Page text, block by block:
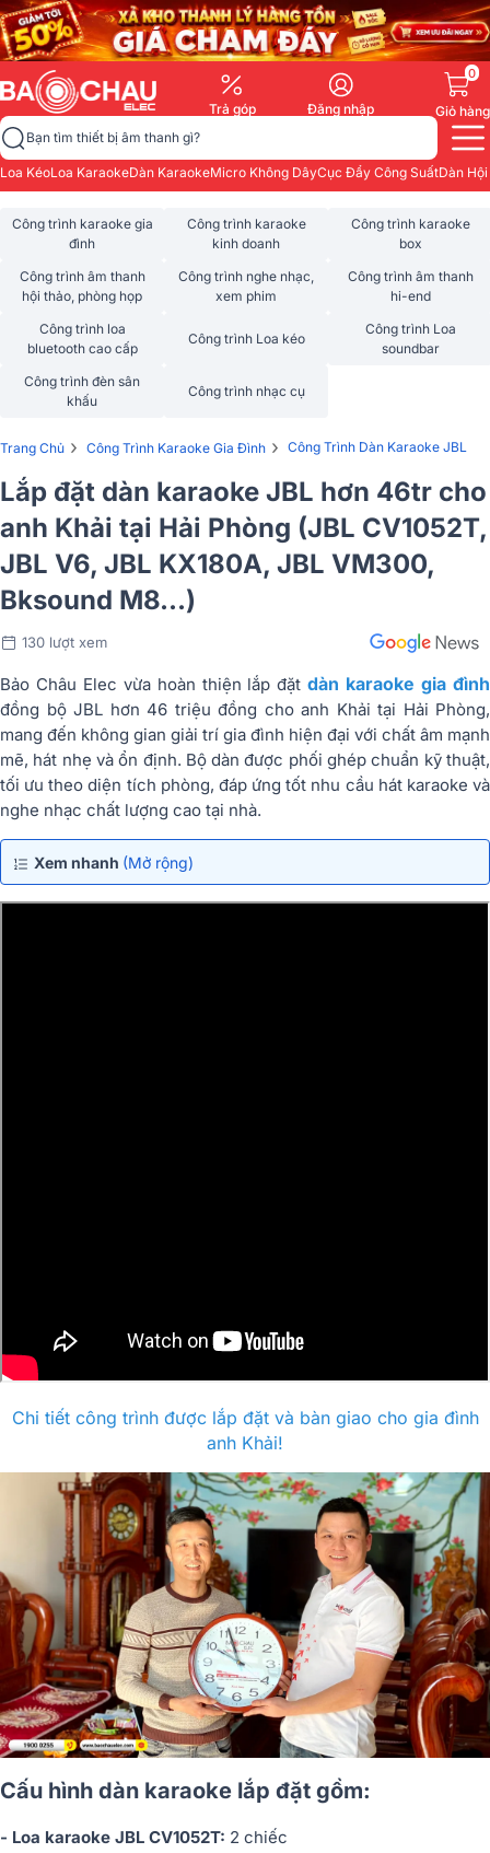
Trả góp Đăng nhập
0
Giỏ hàng
Bạn tìm thiết bị âm thanh gì?
Loa KéoLoa KaraokeDàn KaraokeMicro Không DâyCục Đẩy Công SuấtDàn
Công trình karaoke gia
đình
Công trình karaoke
kinh doanh
Công trình karaoke
box
Công trình âm thanh
hội thảo, phòng họp
Công trình nghe nhạc,
xem phim
Công trình âm thanh
hi-end
Công trình loa
bluetooth cao cấp
Công trình Loa kéo
Công trình Loa
soundbar
Công trình đèn sân
khấu
Công trình nhạc cụ
Trang Chủ › Công Trình Karaoke Gia Đình › Công Trình Dàn Karaoke JBL
Lắp đặt dàn karaoke JBL hơn 46tr cho
anh Khải tại Hải Phòng (JBL CV1052T,
JBL V6, JBL KX180A, JBL VM300,
Bksound M8...)
130 lượt xem
Bảo Châu Elec vừa hoàn thiện lắp đặtdàn karaoke gia đình
đồng bộ JBL hơn 46 triệu đồng cho anh Khải tại Hải Phòng,
mang đến không gian giải trí gia đình hiện đại với chất âm mạnh
mẽ, hát nhẹ và ổn định. Bộ dàn được phối ghép chuẩn kỹ thuật,
tối ưu theo diện tích phòng, đáp ứng tốt nhu cầu hát karaoke và
nghe nhạc chất lượng cao tại nhà.
Xem nhanh (Mở rộng)
Chi tiết công trình được lắp đặt và bàn giao cho gia đình
anh Khải!
Cấu hình dàn karaoke lắp đặt gồm:
- Loa karaoke JBL CV1052T: 2 chiếc